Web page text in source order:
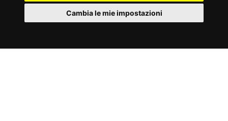
Cambia le mie impostazioni